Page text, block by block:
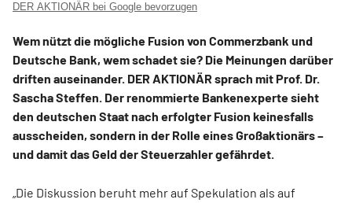
DER AKTIONÄR bei Google bevorzugen
Wem nützt die mögliche Fusion von Commerzbank und
Deutsche Bank, wem schadet sie? Die Meinungen darüber
driften auseinander. DER AKTIONÄR sprach mit Prof. Dr.
Sascha Steffen. Der renommierte Bankenexperte sieht
den deutschen Staat nach erfolgter Fusion keinesfalls
ausscheiden, sondern in der Rolle eines Großaktionärs –
und damit das Geld der Steuerzahler gefährdet.
„Die Diskussion beruht mehr auf Spekulation als auf